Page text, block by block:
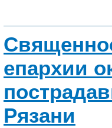
епархии
Рязани